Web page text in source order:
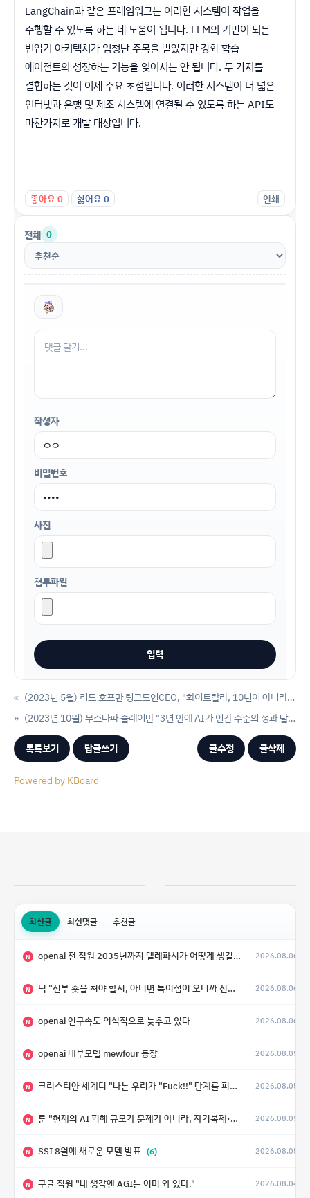
LangChain과 같은 프레임워크는 이러한 시스템이 작업을
수행할 수 있도록 하는 데 도움이 됩니다. LLM의 기반이 되는
변압기 아키텍처가 엄청난 주목을 받았지만 강화 학습
에이전트의 성장하는 기능을 잊어서는 안 됩니다. 두 가지를
결합하는 것이 이제 주요 초점입니다. 이러한 시스템이 더 넓은
인터넷과 은행 및 제조 시스템에 연결될 수 있도록 하는 API도
마찬가지로 개발 대상입니다.
좋아요0 싫어요0 인쇄
전체 0
작성자
비밀번호
사진
첨부파일
«
(2023년 5월) 리드 호프만 링크드인CEO, "화이트칼라, 10년이 아니라 2~5년내 AI로 대체 가능"
(2023년 10월) 무스타파 슐레이만 "3년 안에 AI가 인간 수준의 성과 달성할 것"
»
목록보기 답글쓰기 글수정 글삭제
Powered by KBoard
최신글 최신댓글 추천글
N openai 전 직원 2035년까지 텔레파시가 어떻게 생길 수 있는지 2026.08.06
N 닉 "전부 숏을 쳐야 할지, 아니면 특이점이 오니까 전부 롱을 쳐야 할지 모르겠다.” 2026.08.06
N openai 연구속도 의식적으로 늦추고 있다 2026.08.06
N openai 내부모델 mewfour 등장 2026.08.05
N 크리스티안 세게디 "나는 우리가 "Fuck!!" 단계를 피할 수 있기를 바랄 뿐" 2026.08.05
N 룬 "현재의 AI 피해 규모가 문제가 아니라, 자기복제·탈출·확산이 가능한 지능형 시스템의 피해에는 이론적으로 상한이 없다는 것이 문제" 2026.08.05
N SSI 8월에 새로운 모델 발표 (6) 2026.08.05
N 구글 직원 "내 생각엔 AGI는 이미 와 있다." 2026.08.04